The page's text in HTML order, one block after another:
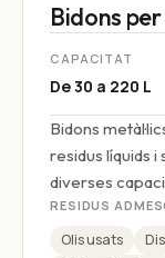
Bidons
CAPACITAT
De 30 a 220 L
Bidons
residus líquids
diverses
RESIDUS
Olis usats